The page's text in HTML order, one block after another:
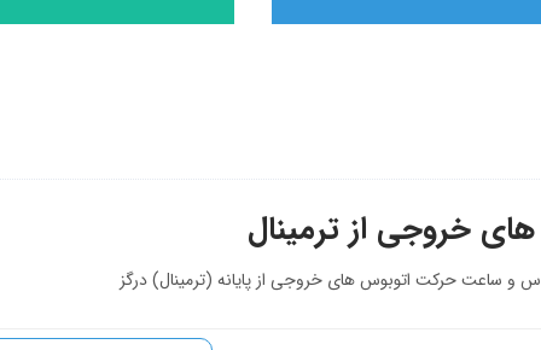
خروجی از ترمینال
و ساعت حرکت اتوبوس های خروجی از پایانه (ترمینال) درگز